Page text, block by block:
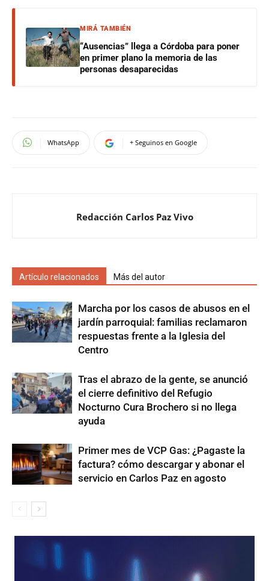
MIRÁ TAMBIÉN
“Ausencias” llega a Córdoba para poner
en primer plano la memoria de las
personas desaparecidas
WhatsApp + Seguinos en Google
Redacción Carlos Paz Vivo
Artículo relacionados Más del autor
Marcha por los casos de abusos en el
jardín parroquial: familias reclamaron
respuestas frente a la Iglesia del
Centro
Tras el abrazo de la gente, se anunció
el cierre definitivo del Refugio
Nocturno Cura Brochero si no llega
ayuda
Primer mes de VCP Gas: ¿Pagaste la
factura? cómo descargar y abonar el
servicio en Carlos Paz en agosto